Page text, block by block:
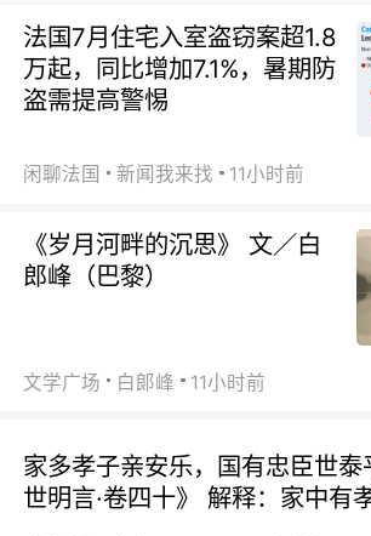
法国7月住宅入室盗窃案超1.8
万起，同比增加7.1%，暑期防
盗需提高警惕
闲聊法国 新闻我来找 11小时前
《岁月河畔的沉思》 文／白
郎峰（巴黎）
文学广场 白郞峰 11小时前
家多孝子亲安乐，国有忠臣世
世明言·卷四十》 解释：家中有